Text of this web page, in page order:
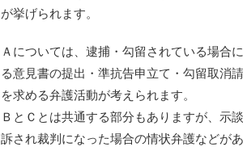
が挙げられます。
Ａについては、逮捕・勾留されている場合
る意見書の提出・準抗告申立て・勾留取消
を求める弁護活動が考えられます。
ＢとＣとは共通する部分もありますが、示
訴され裁判になった場合の情状弁護などがあ